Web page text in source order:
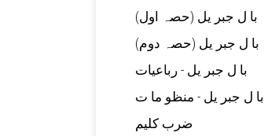
(با ل جبر یل (حصہ اول
(با ل جبر یل (حصہ دوم
با ل جبر یل - رباعيات
با ل جبر یل - منظو ما ت
ضرب کلیم